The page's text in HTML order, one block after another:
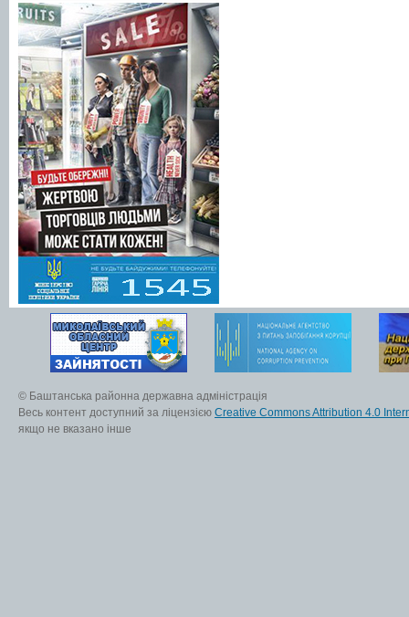
© Баштанська районна державна адміністрація
Весь контент доступний за ліцензією Creative Commons Attribution 4.0
якщо не вказано інше